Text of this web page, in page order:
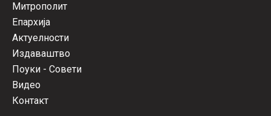
Митрополит
Епархија
Актуелности
Издаваштво
Поуки - Совети
Видео
Контакт